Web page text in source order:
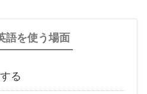
語を使う場面
る